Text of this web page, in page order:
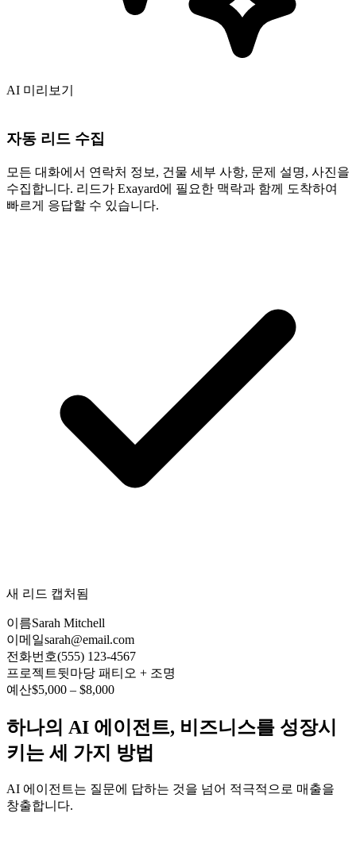
AI 미리보기
자동 리드 수집
모든 대화에서 연락처 정보, 건물 세부 사항, 문제 설명, 사진을
수집합니다. 리드가 Exayard에 필요한 맥락과 함께 도착하여
빠르게 응답할 수 있습니다.
새 리드 캡처됨
이름Sarah Mitchell
이메일sarah@email.com
전화번호(555) 123-4567
프로젝트뒷마당 패티오 + 조명
예산$5,000 – $8,000
하나의 AI 에이전트, 비즈니스를 성장시
키는 세 가지 방법
AI 에이전트는 질문에 답하는 것을 넘어 적극적으로 매출을
창출합니다.